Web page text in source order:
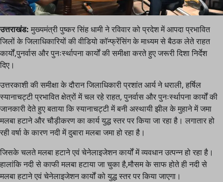
उत्तराखंड: मुख्यमंत्री पुष्कर सिंह धामी ने रविवार को प्रदेश में आपदा प्रभावित
जिलों के जिलाधिकारियों की वीडियो कॉन्फ्रेंसिंग के माध्यम से बैठक लेते राहत
कार्यों,पुनर्वास और पुनःर्स्थापना कार्यों की समीक्षा करते हुए जरूरी दिशा निर्देश
दिए।
उत्तरकाशी की समीक्षा के दौरान जिलाधिकारी प्रशांत आर्य ने धराली, हर्षिल
स्यानाचट्टी प्रभावित क्षेत्रों में चल रहे राहत, पुनर्वास और पुनःर्स्थापना कार्यों की
जानकारी देते हुए बताया कि स्यानाचट्टी में बनी अस्थायी झील के मुहाने में जमा
मलबा हटाने और चौड़ीकरण का कार्य युद्ध स्तर पर किया जा रहा है। लगातार हो
रही वर्षा के कारण नदी में दुबारा मलबा जमा हो रहा है।
जिसके चलते मलबा हटाने एवं चेनेलाइजेशन कार्यों में व्यवधान उत्पन्न हो रहा है।
हालांकि नदी से काफी मलबा हटाया जा चुका है,मौसम के साफ होते ही नदी से
मलबा हटाने एवं चेनेलाइजेशन कार्यों को युद्ध स्तर पर किया जाएगा।